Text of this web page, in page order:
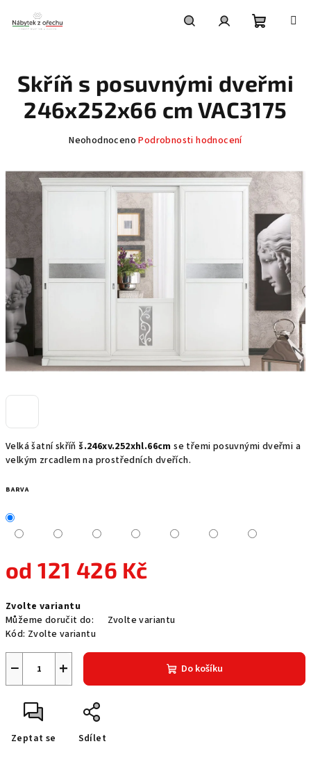
obsah
košík
Velká šatní skříňš.246xv.252xhl.66cm se třemi posuvnými dveřmi a
velkým zrcadlem na prostředních dveřích.
BARVA
od121 426 Kč
cena:
Zvolte variantu
Můžeme doručit do:
Zvolte variantu
Kód: Zvolte variantu
+
− Do košíku
Zeptat se Sdílet
Skříň s posuvnými dveřmi
246x252x66 cm VAC3175
Průměrné
produktu
je
0,0
Neohodnoceno Podrobnosti hodnocení